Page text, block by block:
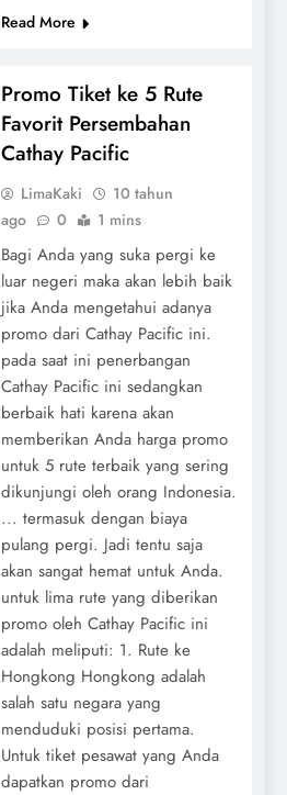
Read More
Promo Tiket ke 5 Rute
Favorit Persembahan
Cathay Pacific
LimaKaki
10 tahun
ago
0 1 mins
Bagi Anda yang suka pergi ke
luar negeri maka akan lebih baik
jika Anda mengetahui adanya
promo dari Cathay Pacific ini.
pada saat ini penerbangan
Cathay Pacific ini sedangkan
berbaik hati karena akan
memberikan Anda harga promo
untuk 5 rute terbaik yang sering
dikunjungi oleh orang Indonesia.
... termasuk dengan biaya
pulang pergi. Jadi tentu saja
akan sangat hemat untuk Anda.
untuk lima rute yang diberikan
promo oleh Cathay Pacific ini
adalah meliputi: 1. Rute ke
Hongkong Hongkong adalah
salah satu negara yang
menduduki posisi pertama.
Untuk tiket pesawat yang Anda
dapatkan promo dari